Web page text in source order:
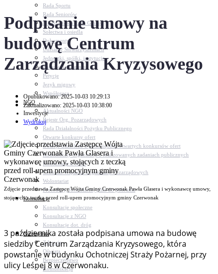
Rada Sportu
Rada Seniorów
Młodzieżowa Rada Gminy
Sołectwa i osiedla
Dokumenty
Udział w Stowarzyszeniach
Jednostki, spółki, instytucje
Zasłużeni dla gminy
Petycje
Język migowy
Współpraca
NGO
Aktualności NGO
Rejestr Org. Pozarządowych
Rada Działalności Pożytku Publicznego
Otwarte konkursy ofert
Dotacje udzielone z pominięciem otwartych konkursów ofert
Komunikaty organizacji o realizowanych zadaniach publicznych
Konsultacje z NGO
Centrum Wsparcia Organizacji Pozarządowych
Wolontariat
Procedury, formularze, pliki do pobrania
Konsultacje
Konsultacje społeczne
Konsultacje z NGO
Konsultacje dot. dróg
Niezbędnik
Zdrowie
Oświata
Bezpieczeństwo
Komunikacja
Podpisanie umowy na
budowę Centrum
Zarządzania Kryzysowego
Opublikowano: 2025-10-03 10:29:13
Zaktualizowano: 2025-10-03 10:38:00
Inwestycje
Wydrukuj
Zdjęcie przedstawia Zastępcę Wójta Gminy Czerwonak Pawła Glasera i wykonawcę umowy,
stojących z teczką przed roll-upem promocyjnym gminy Czerwonak
3 października została podpisana umowa na budowę
siedziby Centrum Zarządzania Kryzysowego, która
powstanie w budynku Ochotniczej Straży Pożarnej, przy
ulicy Leśnej 8 w Czerwonaku.